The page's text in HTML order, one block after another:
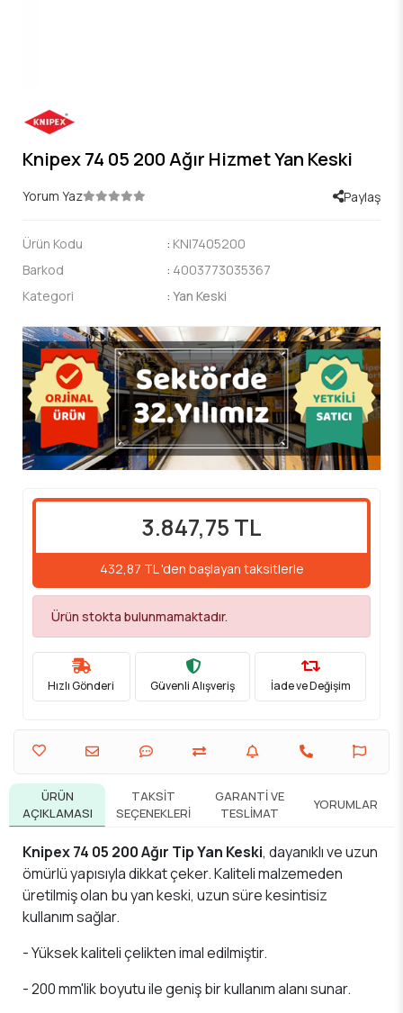
Knipex 74 05 200 Ağır Hizmet Yan Keski
Yorum Yaz Paylaş
Ürün Kodu : KNI7405200
Barkod
: 4003773035367
Kategori
: Yan Keski
3.847,75 TL
432,87 TL 'den başlayan taksitlerle
Ürün stokta bulunmamaktadır.
Hızlı Gönderi Güvenli Alışveriş İade ve Değişim
ÜRÜN
AÇIKLAMASI
TAKSIT
SEÇENEKLERI
GARANTI VE
TESLIMAT
YORUMLAR
Knipex 74 05 200 Ağır Tip Yan Keski, dayanıklı ve uzun
ömürlü yapısıyla dikkat çeker. Kaliteli malzemeden
üretilmiş olan bu yan keski, uzun süre kesintisiz
kullanım sağlar.
- Yüksek kaliteli çelikten imal edilmiştir.
- 200 mm'lik boyutu ile geniş bir kullanım alanı sunar.